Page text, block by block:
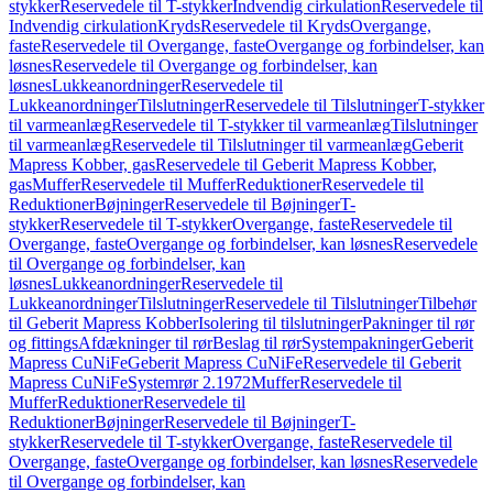
stykkerReservedele til T-stykkerIndvendig cirkulationReservedele til
Indvendig cirkulationKrydsReservedele til KrydsOvergange,
fasteReservedele til Overgange, fasteOvergange og forbindelser, kan
løsnesReservedele til Overgange og forbindelser, kan
løsnesLukkeanordningerReservedele til
LukkeanordningerTilslutningerReservedele til TilslutningerT-stykker
til varmeanlægReservedele til T-stykker til varmeanlægTilslutninger
til varmeanlægReservedele til Tilslutninger til varmeanlægGeberit
Mapress Kobber, gasReservedele til Geberit Mapress Kobber,
gasMufferReservedele til MufferReduktionerReservedele til
ReduktionerBøjningerReservedele til BøjningerT-
stykkerReservedele til T-stykkerOvergange, fasteReservedele til
Overgange, fasteOvergange og forbindelser, kan løsnesReservedele
til Overgange og forbindelser, kan
løsnesLukkeanordningerReservedele til
LukkeanordningerTilslutningerReservedele til TilslutningerTilbehør
til Geberit Mapress KobberIsolering til tilslutningerPakninger til rør
og fittingsAfdækninger til rørBeslag til rørSystempakningerGeberit
Mapress CuNiFeGeberit Mapress CuNiFeReservedele til Geberit
Mapress CuNiFeSystemrør 2.1972MufferReservedele til
MufferReduktionerReservedele til
ReduktionerBøjningerReservedele til BøjningerT-
stykkerReservedele til T-stykkerOvergange, fasteReservedele til
Overgange, fasteOvergange og forbindelser, kan løsnesReservedele
til Overgange og forbindelser, kan